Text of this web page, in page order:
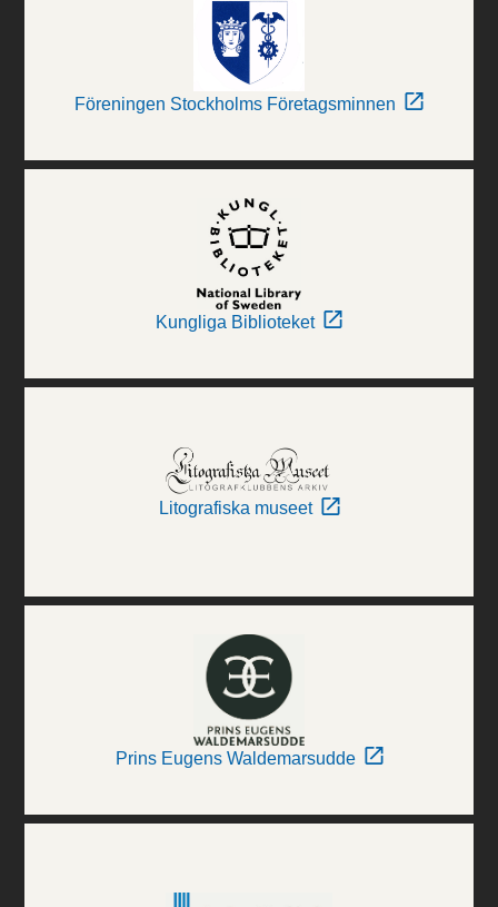
Föreningen Stockholms Företagsminnen
Kungliga Biblioteket
Litografiska museet
Prins Eugens Waldemarsudde